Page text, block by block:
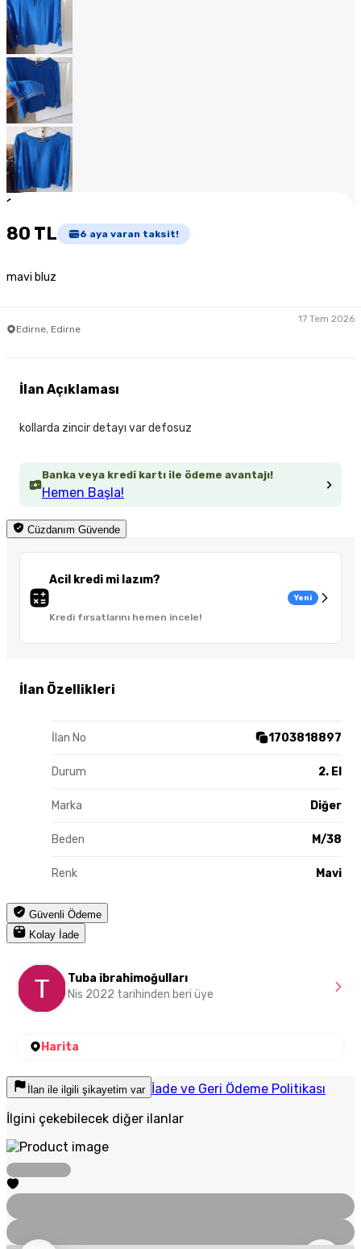
1
80 TL 6 aya varan taksit!
mavi bluz
Edirne, Edirne
17 Tem 2026
Banka veya kredi kartı ile ödeme avantajı!
Hemen Başla!
Cüzdanım Güvende
Acil kredi mi lazım?
Kredi fırsatlarını hemen incele!
Yeni
İlan Özellikleri
İlan No 1703818897
Durum 2. El
Marka Diğer
Beden M/38
Renk Mavi
Güvenli Ödeme
Kolay İade
İlan Açıklaması
kollarda zincir detayı var defosuz
Tuba ibrahimoğulları
Nis 2022 tarihinden beri üye
Harita
İlan ile ilgili şikayetim var İade ve Geri Ödeme Politikası
İlgini çekebilecek diğer ilanlar